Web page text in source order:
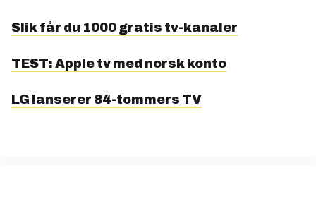
Slik får du 1000 gratis tv-kanaler
TEST: Apple tv med norsk konto
LG lanserer 84-tommers TV